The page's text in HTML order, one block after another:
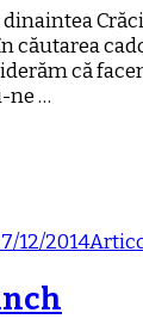
căutarea
că
ne …
12/2014